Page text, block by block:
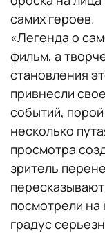
самих героев.
«Легенда о
фильм, а
становления
привнесли
событий,
несколько
просмотра
зритель
посмотрели на
градус